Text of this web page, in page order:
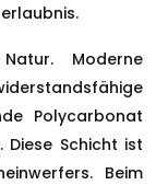
Moderne
Polycarbonat
Schicht ist
Beim